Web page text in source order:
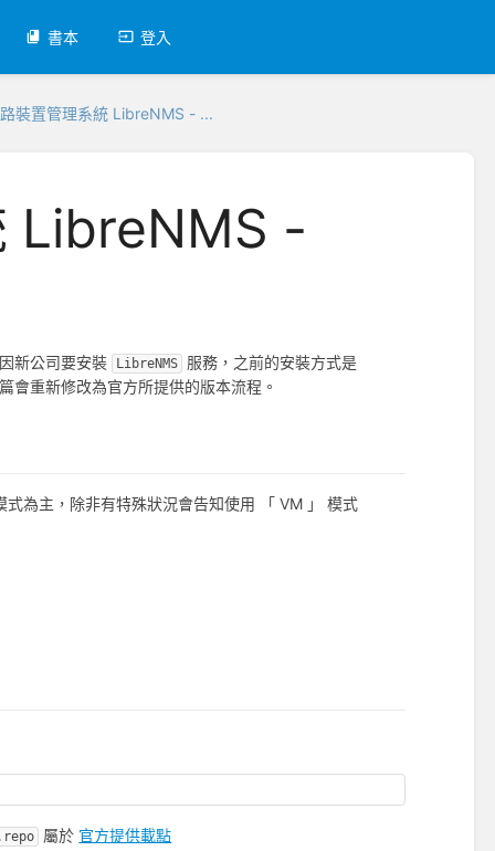
書本 登入
裝置管理系統 LibreNMS - ...
LibreNMS -
新公司要安裝 LibreNMS 服務，之前的安裝方式是
會重新修改為官方所提供的版本流程。
為主，除非有特殊狀況會告知使用 「 VM 」 模式
屬於 官方提供載點